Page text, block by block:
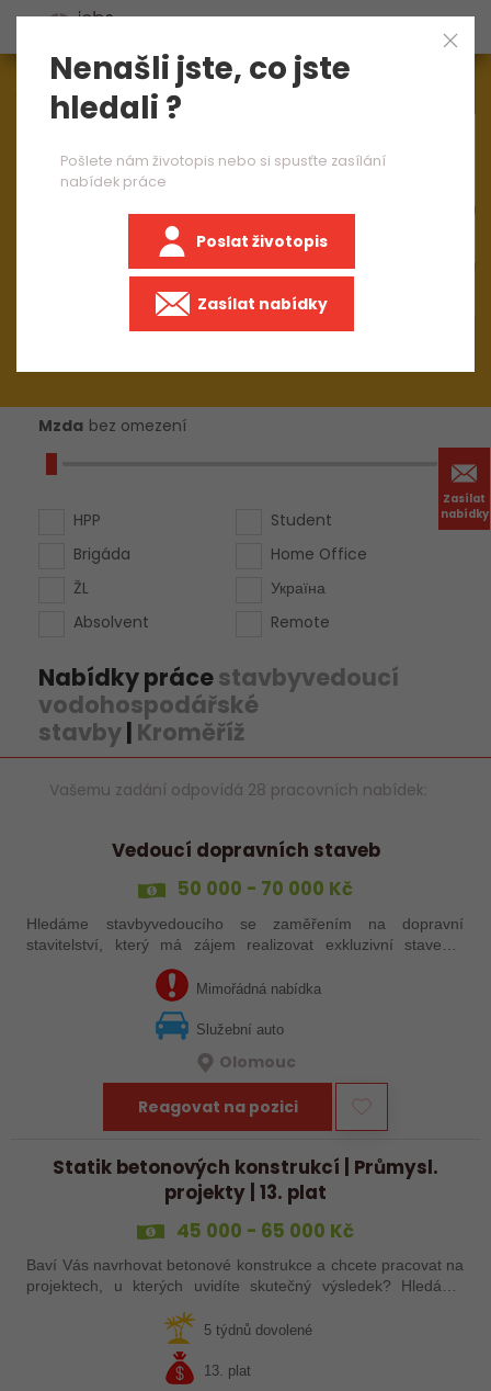
Zasílat
nabídky
Aktuálně1544nabídek práce
Mzda bez omezení
HPP
Brigáda
ŽL
Absolvent
Student
Home Office
Україна
Remote
Nabídky prácestavbyvedoucí
vodohospodářské
stavby| Kroměříž
Vašemu zadání odpovídá 28 pracovních nabídek:
Vedoucí dopravních staveb
50 000 - 70 000 Kč
Hledáme stavbyvedoucího se zaměřením na dopravní
stavitelství, který má zájem realizovat exkluzivní stavební
projekty v Olomouckém kraji.
Mimořádná nabídka
Služební auto
Olomouc
Reagovat na pozici
Statik betonových konstrukcí | Průmysl.
projekty | 13. plat
45 000 - 65 000 Kč
Baví Vás navrhovat betonové konstrukce a chcete pracovat na
projektech, u kterých uvidíte skutečný výsledek? Hledáme
5 týdnů dovolené
13. plat
Nenašli jste, co jste
hledali ?
Pošlete nám životopis nebo si spusťte zasílání
nabídek práce
Poslat životopis
Zasílat nabídky